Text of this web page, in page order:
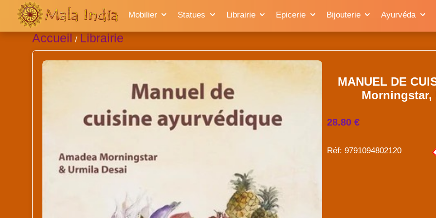
Mobilier Statues Librairie Epicerie Bijouterie Ayurvéda
Accueil / Librairie
MANUEL DE
Morningstar,
28.80 €
Réf: 9791094802120